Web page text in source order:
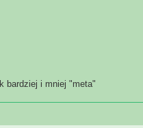
bardziej i mniej "meta"